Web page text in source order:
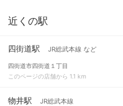
近くの駅
四街道駅 JR総武本線 など
四街道市四街道１丁目
このページの店舗から 1.1 km
物井駅 JR総武本線